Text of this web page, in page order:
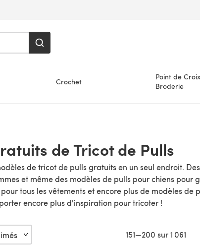
Crochet
Point de
Broderie
de Tricot de Pulls
de tricot de pulls gratuits en un seul endroit.
et même des modèles de pulls pour chiens
tous les vêtements et encore plus de modèles
encore plus d'inspiration pour tricoter !
151—200 sur 1 061